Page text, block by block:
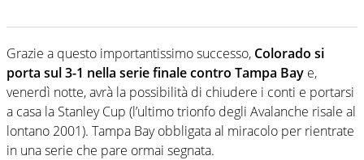
Grazie a questo importantissimo successo, Colorado si
porta sul 3-1 nella serie finale contro Tampa Bay e,
venerdì notte, avrà la possibilità di chiudere i conti e portarsi
a casa la Stanley Cup (l’ultimo trionfo degli Avalanche risale al
lontano 2001). Tampa Bay obbligata al miracolo per rientrate
in una serie che pare ormai segnata.